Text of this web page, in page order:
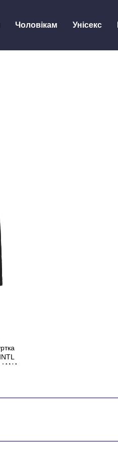
Чоловікам Унісекс